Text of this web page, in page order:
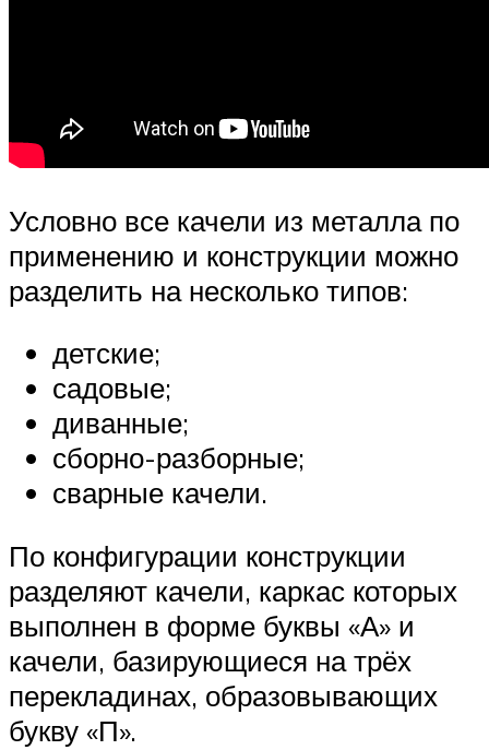
Условно все качели из металла по
применению и конструкции можно
разделить на несколько типов:
детские;
садовые;
диванные;
сборно-разборные;
сварные качели.
По конфигурации конструкции
разделяют качели, каркас которых
выполнен в форме буквы «А» и
качели, базирующиеся на трёх
перекладинах, образовывающих
букву «П».